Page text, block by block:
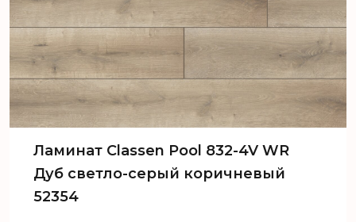
Ламинат Сlassen Pool 832-4V WR
Дуб светло-серый коричневый
52354